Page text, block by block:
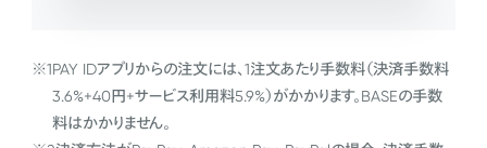
※1PAY IDアプリからの注文には、1注文あたり手数料（決済手数料
3.6%+40円+サービス利用料5.9%）がかかります。BASEの手数
料はかかりません。